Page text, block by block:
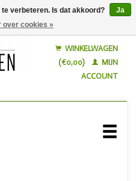
WINKELWAGEN
(€0,00)
MIJN
ACCOUNT
verbeteren. Is dat akkoord?
Ja
over cookies »